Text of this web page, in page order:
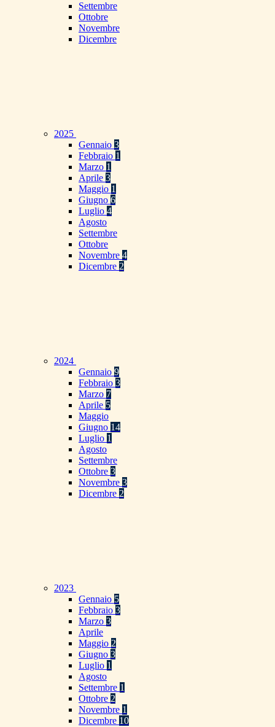
Settembre
Ottobre
Novembre
Dicembre
2025
Gennaio 3
Febbraio 1
Marzo 1
Aprile 3
Maggio 1
Giugno 6
Luglio 4
Agosto
Settembre
Ottobre
Novembre 4
Dicembre 2
2024
Gennaio 9
Febbraio 3
Marzo 7
Aprile 5
Maggio
Giugno 14
Luglio 1
Agosto
Settembre
Ottobre 3
Novembre 3
Dicembre 2
2023
Gennaio 5
Febbraio 3
Marzo 3
Aprile
Maggio 2
Giugno 3
Luglio 1
Agosto
Settembre 1
Ottobre 2
Novembre 1
Dicembre 10